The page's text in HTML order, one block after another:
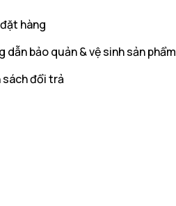
hàng
dẫn bảo quản & vệ sinh sản phẩm
sách đổi trả